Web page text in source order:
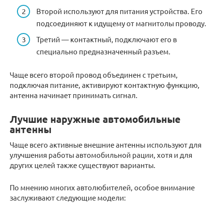
Второй используют для питания устройства. Его
подсоединяют к идущему от магнитолы проводу.
Третий — контактный, подключают его в
специально предназначенный разъем.
Чаще всего второй провод объединен с третьим,
подключая питание, активируют контактную функцию,
антенна начинает принимать сигнал.
Лучшие наружные автомобильные
антенны
Чаще всего активные внешние антенны используют для
улучшения работы автомобильной рации, хотя и для
других целей также существуют варианты.
По мнению многих автолюбителей, особое внимание
заслуживают следующие модели: